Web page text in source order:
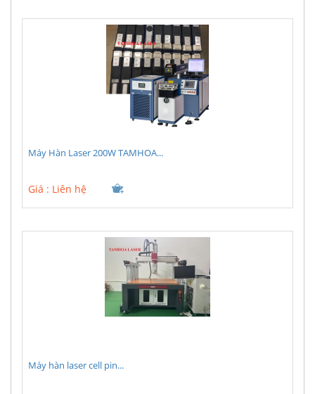
Máy Hàn Laser 200W TAMHOA...
Giá : Liên hệ
Máy hàn laser cell pin...